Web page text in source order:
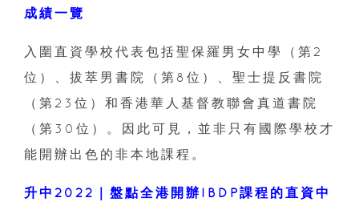
成績一覽
入圍直資學校代表包括聖保羅男女中學（第2
位）、拔萃男書院（第8位）、聖士提反書院
（第23位）和香港華人基督教聯會真道書院
（第30位）。因此可見，並非只有國際學校才
能開辦出色的非本地課程。
升中2022｜盤點全港開辦IBDP課程的直資中